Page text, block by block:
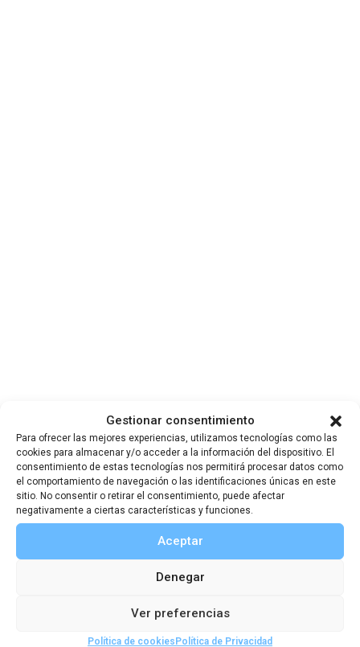
Gestionar consentimiento
Para ofrecer las mejores experiencias, utilizamos tecnologías como las
cookies para almacenar y/o acceder a la información del dispositivo. El
consentimiento de estas tecnologías nos permitirá procesar datos como
el comportamiento de navegación o las identificaciones únicas en este
sitio. No consentir o retirar el consentimiento, puede afectar
negativamente a ciertas características y funciones.
Aceptar
Denegar
Ver preferencias
Política de cookiesPolítica de Privacidad
Actividades y
Noticias de la SGE
Artículos de boletines,Boletín 32